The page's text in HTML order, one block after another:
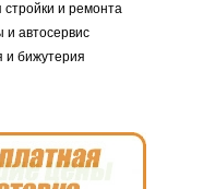
стройки и ремонта
и автосервис
и бижутерия